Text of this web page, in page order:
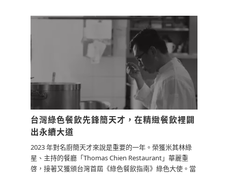
當他們在這個環節外的好夥伴。
檢舉留言
加工者他們有好的技術，但缺乏好的原
料，那我正好有認識，所以我在這個創業
的過程中，陸續串連了滿多的生產者與加
工者的合作。
0 2y
台灣綠色餐飲先鋒簡天才，在精緻餐飲裡闢
出永續大道
2023 年對名廚簡天才來說是重要的一年。榮獲米其林綠
星、主持的餐廳「Thomas Chien Restaurant」華麗重
啓，接著又獲頒台灣首屆《綠色餐飲指南》綠色大使。當